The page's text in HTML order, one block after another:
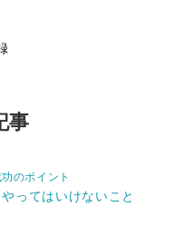
事
のポイント
ってはいけないこと